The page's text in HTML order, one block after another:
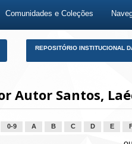
Comunidades e Coleções
REPOSITÓRIO INSTITUCIONAL
Autor Santos,
0-9 A B C D E